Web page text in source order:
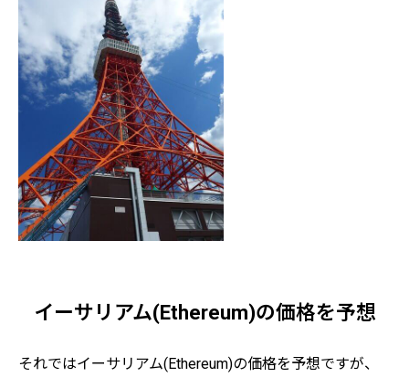
イーサリアム(Ethereum)の価格を予想
それではイーサリアム(Ethereum)の価格を予想ですが、